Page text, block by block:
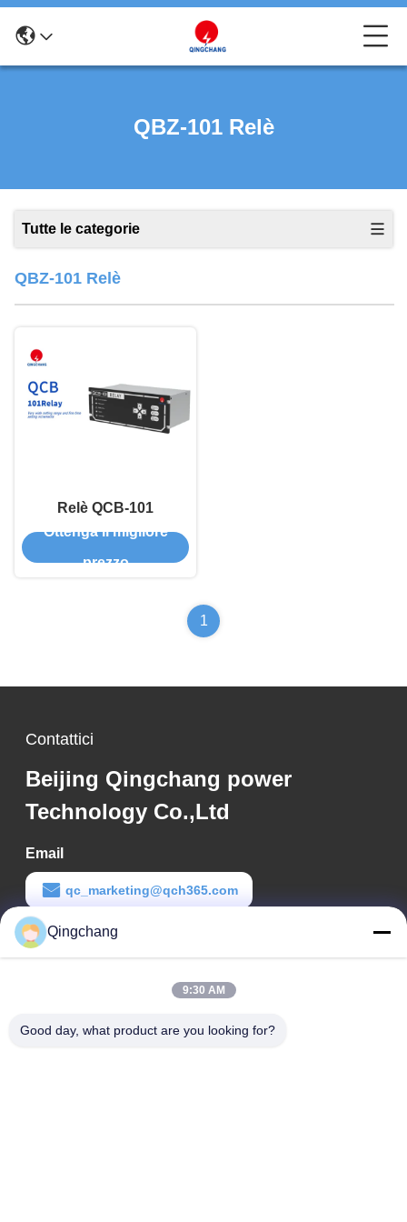
QBZ-101 Relè
Tutte le categorie
QBZ-101 Relè
Relè QCB-101
Ottenga il migliore
prezzo
1
Contattici
Beijing Qingchang power
Technology Co.,Ltd
Email
qc_marketing@qch365.com
Tempo di lavoro
00:00-23:59
Indirizzo aziendale
Qingchang
9:30 AM
Good day, what product are you looking for?